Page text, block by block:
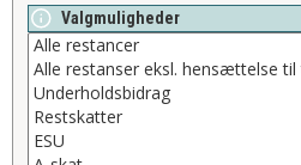
Valgmuligheder